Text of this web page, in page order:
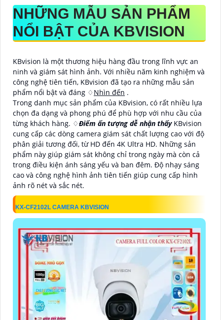
NHỮNG MẪU SẢN PHẨM
NỔI BẬT CỦA KBVISION
KBvision là một thương hiệu hàng đầu trong lĩnh vực an
ninh và giám sát hình ảnh. Với nhiều năm kinh nghiệm và
công nghệ tiên tiến, KBvision đã tạo ra những mẫu sản
phẩm nổi bật và đáng ♢ Nhìn đến .
Trong danh mục sản phẩm của KBvision, có rất nhiều lựa
chọn đa dạng và phong phú để phù hợp với nhu cầu của
từng khách hàng. ♢Điểm ấn tượng dễ nhận thấy KBvision
cung cấp các dòng camera giám sát chất lượng cao với độ
phân giải tương đối, từ HD đến 4K Ultra HD. Những sản
phẩm này giúp giám sát không chỉ trong ngày mà còn cả
trong điều kiện ánh sáng yếu và ban đêm. Độ nhạy sáng
cao và công nghệ hình ảnh tiên tiến giúp cung cấp hình
ảnh rõ nét và sắc nét.
KX-CF2102L CAMERA KBVISION